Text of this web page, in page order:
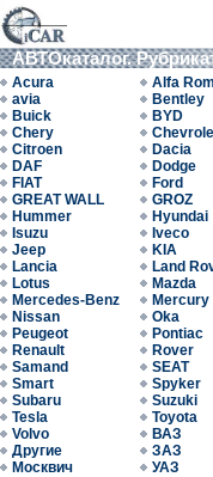
АВТОкаталог.
Acura Alfa
avia
Bentley
Buick
BYD
Chery
Citroen
Dacia
DAF
Dodge
FIAT
Ford
GREAT WALL
GROZ
Hummer
Hyundai
Isuzu
Iveco
Jeep
KIA
Lancia
Land
Lotus
Mazda
Mercedes-Benz
Mercury
Nissan
Oka
Peugeot
Pontiac
Renault
Rover
Samand
SEAT
Smart
Spyker
Subaru
Suzuki
Tesla
Toyota
Volvo
ВАЗ
Другие
ЗАЗ
Москвич
УАЗ